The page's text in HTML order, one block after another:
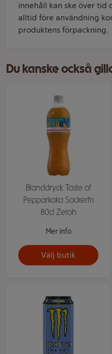
innehåll kan ske över tid
alltid före användning
produktens förpackning.
Du kanske också
Blanddryck Taste of
Pepparkaka Sockerfri
80cl Zeroh
Mer info
Välj butik